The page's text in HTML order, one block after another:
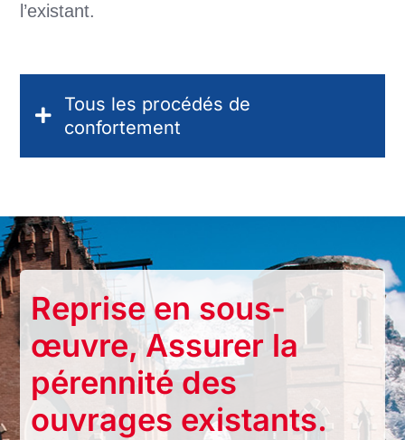
l’existant.
Tous les procédés de
confortement
Reprise en sous-
œuvre, Assurer la
pérennité des
ouvrages existants.